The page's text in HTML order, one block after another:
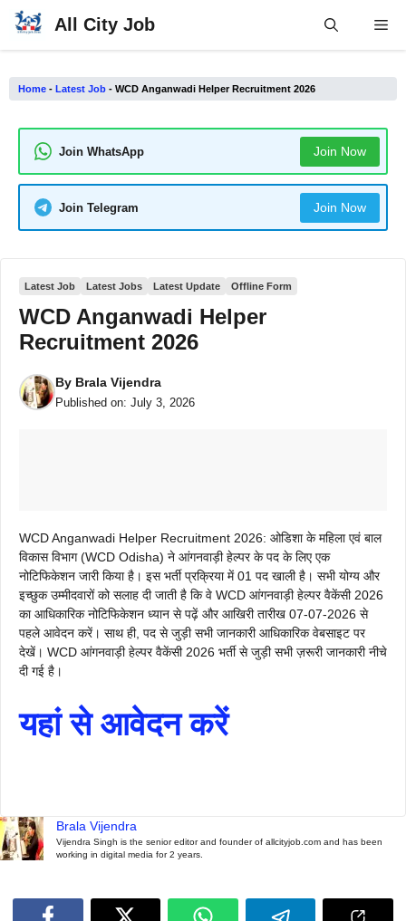
Skip
All City Job
Home - Latest Job - WCD Anganwadi Helper Recruitment 2026
Join WhatsApp Join Now
Join Telegram Join Now
Latest Job Latest Jobs Latest Update Offline Form
WCD Anganwadi Helper
Recruitment 2026
By Brala Vijendra
Published on: July 3, 2026
WCD Anganwadi Helper Recruitment 2026: ओडिशा के महिला एवं बाल
विकास विभाग (WCD Odisha) ने आंगनवाड़ी हेल्पर के पद के लिए एक
नोटिफिकेशन जारी किया है। इस भर्ती प्रक्रिया में 01 पद खाली है। सभी योग्य और
इच्छुक उम्मीदवारों को सलाह दी जाती है कि वे WCD आंगनवाड़ी हेल्पर वैकेंसी 2026
का आधिकारिक नोटिफिकेशन ध्यान से पढ़ें और आखिरी तारीख 07-07-2026 से
पहले आवेदन करें। साथ ही, पद से जुड़ी सभी जानकारी आधिकारिक वेबसाइट पर
देखें। WCD आंगनवाड़ी हेल्पर वैकेंसी 2026 भर्ती से जुड़ी सभी ज़रूरी जानकारी नीचे
दी गई है।
यहां से आवेदन करें
Brala Vijendra
Vijendra Singh is the senior editor and founder of allcityjob.com and has been
working in digital media for 2 years.